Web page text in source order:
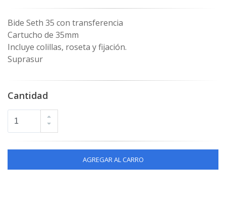
Bide Seth 35 con transferencia
Cartucho de 35mm
Incluye colillas, roseta y fijación.
Suprasur
Cantidad
AGREGAR AL CARRO